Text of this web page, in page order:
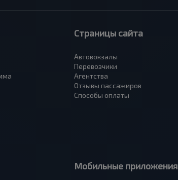
Страницы сайта
Автовокзалы
Перевозчики
Агентства
Отзывы пассажиров
Способы оплаты
Мобильные приложения